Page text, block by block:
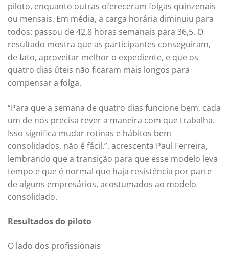
piloto, enquanto outras ofereceram folgas quinzenais
ou mensais. Em média, a carga horária diminuiu para
todos: passou de 42,8 horas semanais para 36,5. O
resultado mostra que as participantes conseguiram,
de fato, aproveitar melhor o expediente, e que os
quatro dias úteis não ficaram mais longos para
compensar a folga.
“Para que a semana de quatro dias funcione bem, cada
um de nós precisa rever a maneira com que trabalha.
Isso significa mudar rotinas e hábitos bem
consolidados, não é fácil.”, acrescenta Paul Ferreira,
lembrando que a transição para que esse modelo leva
tempo e que é normal que haja resistência por parte
de alguns empresários, acostumados ao modelo
consolidado.
Resultados do piloto
O lado dos profissionais